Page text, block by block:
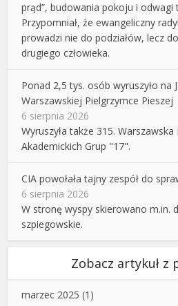
prąd”, budowania pokoju i odwagi
Przypomniał, że ewangeliczny
prowadzi nie do podziałów, lecz
drugiego człowieka.
Ponad 2,5 tys. osób wyruszyło na
Warszawskiej Pielgrzymce Pieszej
6 sierpnia 2026
Wyruszyła także 315.
Akademickich Grup "17".
CIA powołała tajny zespół do
6 sierpnia 2026
W stronę wyspy skierowano m.in.
szpiegowskie.
Zobacz artykuł z
marzec 2025 (1)